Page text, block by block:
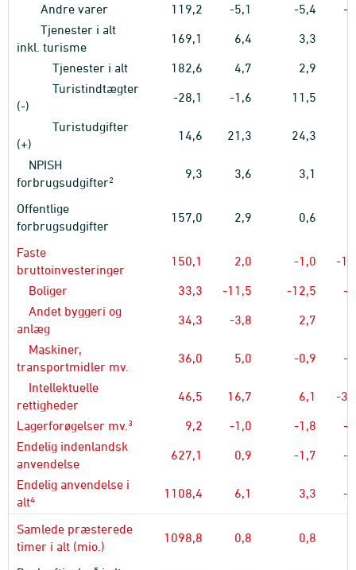
Andre varer
119,2 -5,1 -5,4
-
Tjenester i alt
inkl. turisme
169,1 6,4 3,3
Tjenester i alt 182,6 4,7 2,9
Turistindtægter
(-)
-28,1 -1,6 11,5
Turistudgifter
(+)
14,6 21,3 24,3
NPISH
forbrugsudgifter2 9,3 3,6 3,1
Offentlige
forbrugsudgifter
157,0 2,9 0,6
Faste
bruttoinvesteringer
150,1 2,0 -1,0 -
Boliger 33,3 -11,5 -12,5
-
Andet byggeri og
anlæg
34,3 -3,8 2,7
Maskiner,
transportmidler mv.
36,0 5,0 -0,9 -
Intellektuelle
rettigheder
46,5 16,7 6,1 -
Lagerforøgelser mv. 3 9,2 -1,0 -1,8
-
Endelig indenlandsk
anvendelse
627,1 0,9 -1,7 -
Endelig anvendelse i
alt4 1108,4 6,1 3,3 -
Samlede præsterede
timer i alt (mio.)
1098,8 0,8 0,8